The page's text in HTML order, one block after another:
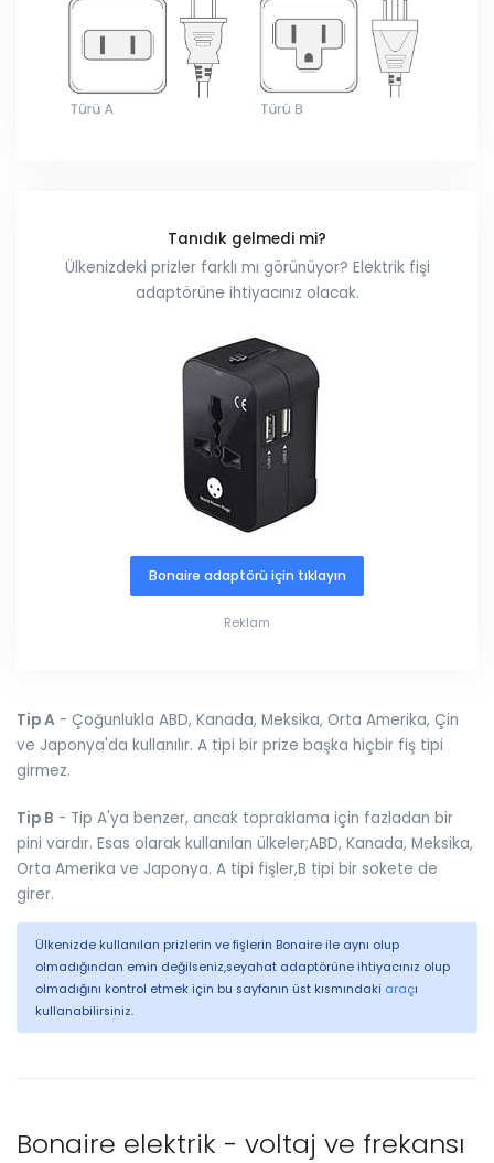
Tanıdık gelmedi mi?
Ülkenizdeki prizler farklı mı görünüyor? Elektrik fişi
adaptörüne ihtiyacınız olacak.
Bonaire adaptörü için tıklayın
Reklam
Tip A - Çoğunlukla ABD, Kanada, Meksika, Orta Amerika, Çin
ve Japonya'da kullanılır. A tipi bir prize başka hiçbir fiş tipi
girmez.
Tip B - Tip A'ya benzer, ancak topraklama için fazladan bir
pini vardır. Esas olarak kullanılan ülkeler;ABD, Kanada, Meksika,
Orta Amerika ve Japonya. A tipi fişler,B tipi bir sokete de
girer.
Ülkenizde kullanılan prizlerin ve fişlerin Bonaire ile aynı olup
olmadığından emin değilseniz,seyahat adaptörüne ihtiyacınız olup
olmadığını kontrol etmek için bu sayfanın üst kısmındaki araçı
kullanabilirsiniz.
Bonaire elektrik - voltaj ve frekansı